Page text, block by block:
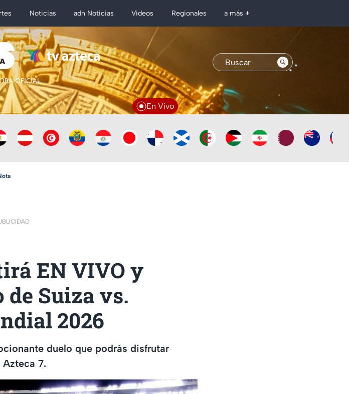
Noticias adn Noticias Videos Regionales a más +
En Vivo
EN VIVO y
de Suiza vs.
2026
duelo que podrás disfrutar
7.